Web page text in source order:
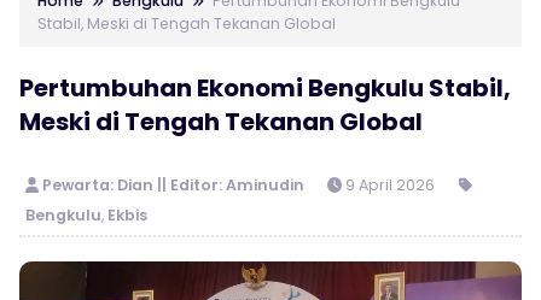
Stabil, Meski di Tengah Tekanan Global
Pertumbuhan Ekonomi Bengkulu Stabil,
Meski di Tengah Tekanan Global
Pewarta: Dian || Editor: Aminudin
9 April 2026
Bengkulu, Ekbis